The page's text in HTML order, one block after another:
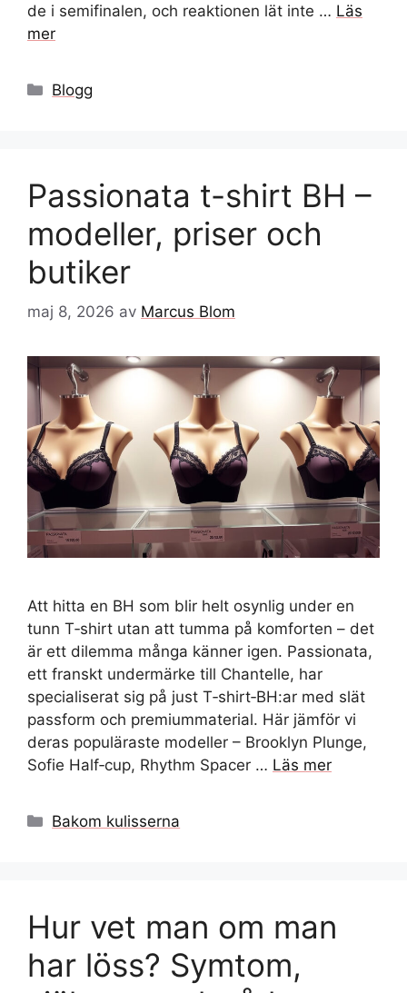
de i semifinalen, och reaktionen lät inte … Läs
mer
Kategorier
Blogg
Passionata t-shirt BH –
modeller, priser och
butiker
maj 8, 2026 av Marcus Blom
Att hitta en BH som blir helt osynlig under en
tunn T‑shirt utan att tumma på komforten – det
är ett dilemma många känner igen. Passionata,
ett franskt undermärke till Chantelle, har
specialiserat sig på just T‑shirt‑BH:ar med slät
passform och premiummaterial. Här jämför vi
deras populäraste modeller – Brooklyn Plunge,
Sofie Half‑cup, Rhythm Spacer … Läs mer
Kategorier
Bakom kulisserna
Hur vet man om man
har löss? Symtom,